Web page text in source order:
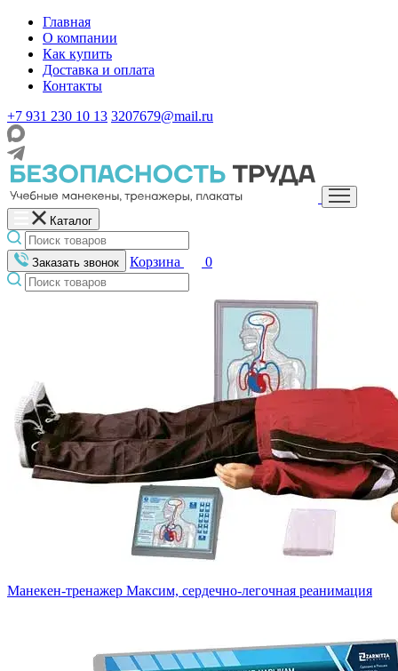
Главная
О компании
Как купить
Доставка и оплата
Контакты
+7 931 230 10 13 3207679@mail.ru
Каталог
Заказать звонок Корзина 0
Манекен-тренажер Максим, сердечно-легочная реанимация